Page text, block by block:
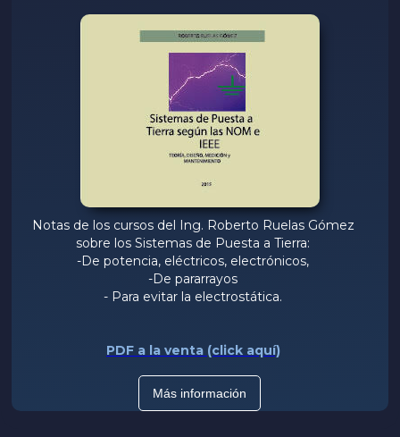
Notas de los cursos del Ing. Roberto Ruelas Gómez
sobre los Sistemas de Puesta a Tierra:
-De potencia, eléctricos, electrónicos,
-De pararrayos
- Para evitar la electrostática.
PDF a la venta (click aquí)
Más información